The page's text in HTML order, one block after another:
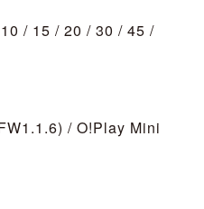
/ 15 / 20 / 30 / 45 /
/ O!Play Mini